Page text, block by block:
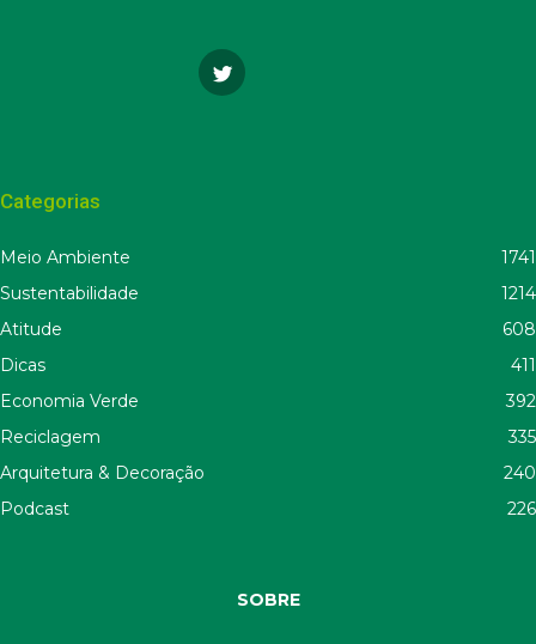
Categorias
Meio Ambiente
1741
Sustentabilidade
1214
Atitude
608
Dicas
411
Economia Verde
392
Reciclagem
335
Arquitetura & Decoração
240
Podcast
226
SOBRE